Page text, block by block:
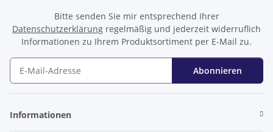
Bitte senden Sie mir entsprechend Ihrer
Datenschutzerklärung regelmäßig und jederzeit widerruflich
Informationen zu Ihrem Produktsortiment per E-Mail zu.
Abonnieren
Informationen